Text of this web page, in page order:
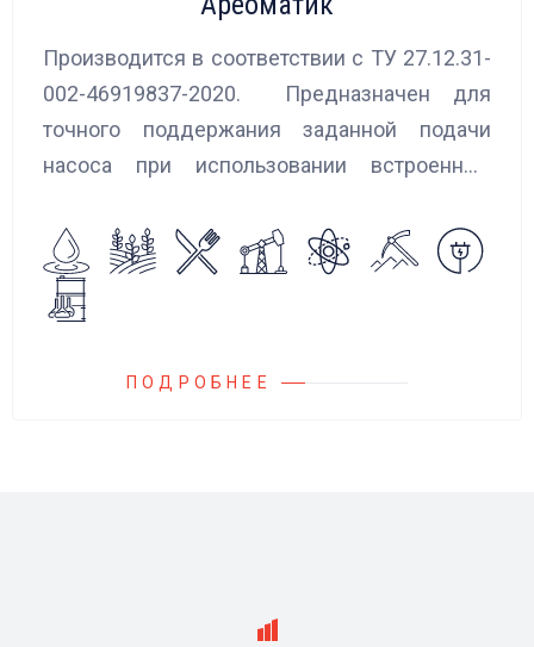
Производится в соответствии с ТУ 27.12.31-
002-46919837-2020. Предназначен для
точного поддержания заданной подачи
насоса при использовании встроенных
Блок управления Ареоматик совместим с
любыми насосами российских и
иностранных производителей.
ПОДРОБНЕЕ